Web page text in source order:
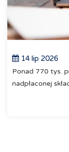
14 lip 2026
Ponad 770 tys.
nadpłaconej